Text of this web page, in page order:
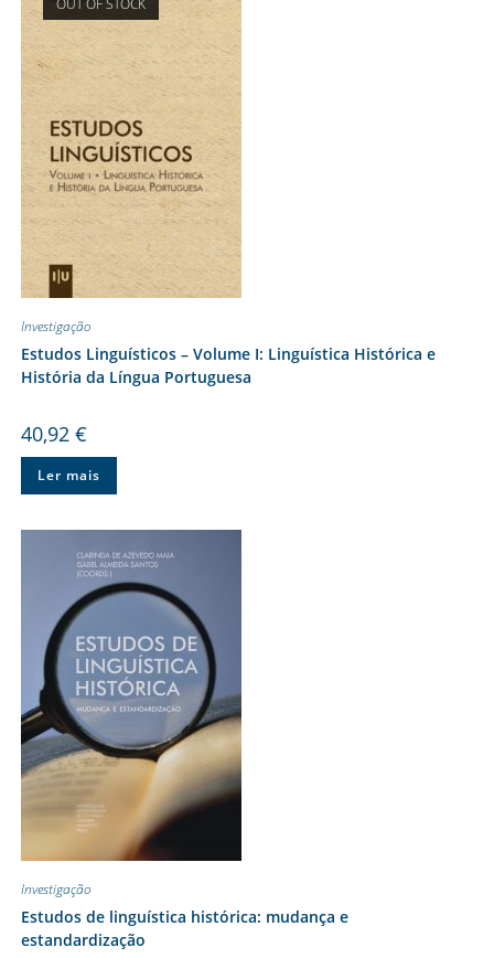
Investigação
Estudos Linguísticos – Volume I: Linguística Histórica e
História da Língua Portuguesa
40,92 €
Ler mais
Investigação
Estudos de linguística histórica: mudança e
estandardização